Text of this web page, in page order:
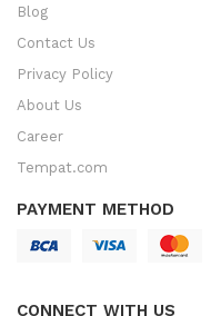
Blog
Contact Us
Privacy Policy
About Us
Career
Tempat.com
PAYMENT METHOD
CONNECT WITH US